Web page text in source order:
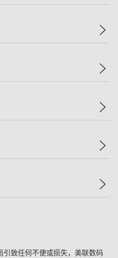
引致任何不便或损失，美联数码